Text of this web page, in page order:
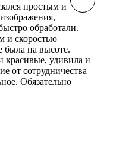
простым и
обработали.
и скоростью
была на высоте.
красивые, удивила и
от сотрудничества
Обязательно